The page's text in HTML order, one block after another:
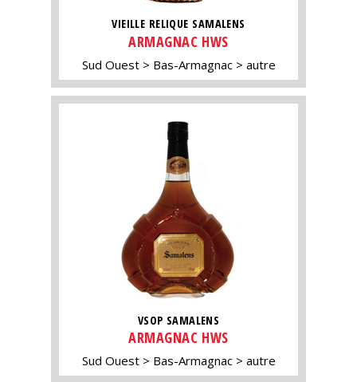
VIEILLE RELIQUE SAMALENS
ARMAGNAC HWS
Sud Ouest Bas-Armagnac autre
VSOP SAMALENS
ARMAGNAC HWS
Sud Ouest Bas-Armagnac autre